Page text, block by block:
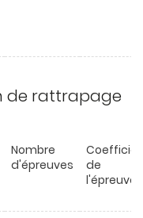
de rattrapage
Nombre
d'épreuves
de
l'épreuve